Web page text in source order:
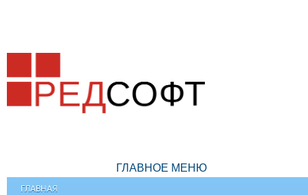
ГЛАВНОЕ МЕНЮ
ГЛАВНАЯ